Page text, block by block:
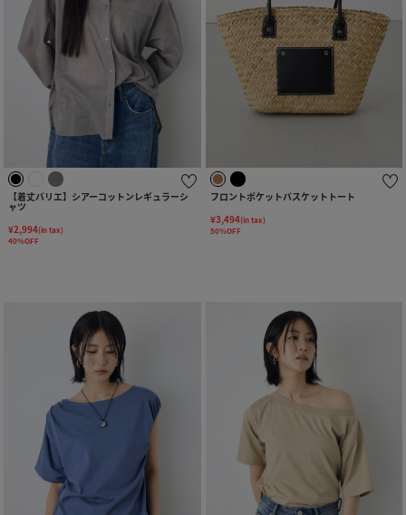
【着丈バリエ】シアーコットンレギュラーシ
ャツ
¥2,994(in tax)
40%OFF
フロントポケットバスケットトート
¥3,494(in tax)
50%OFF